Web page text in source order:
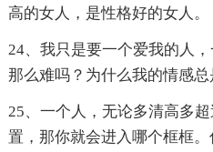
高的女人，是性格好的女人。
24、我只是要一个爱我的人
那么难吗？为什么我的情感总
25、一个人，无论多清高多
置，那你就会进入哪个框框